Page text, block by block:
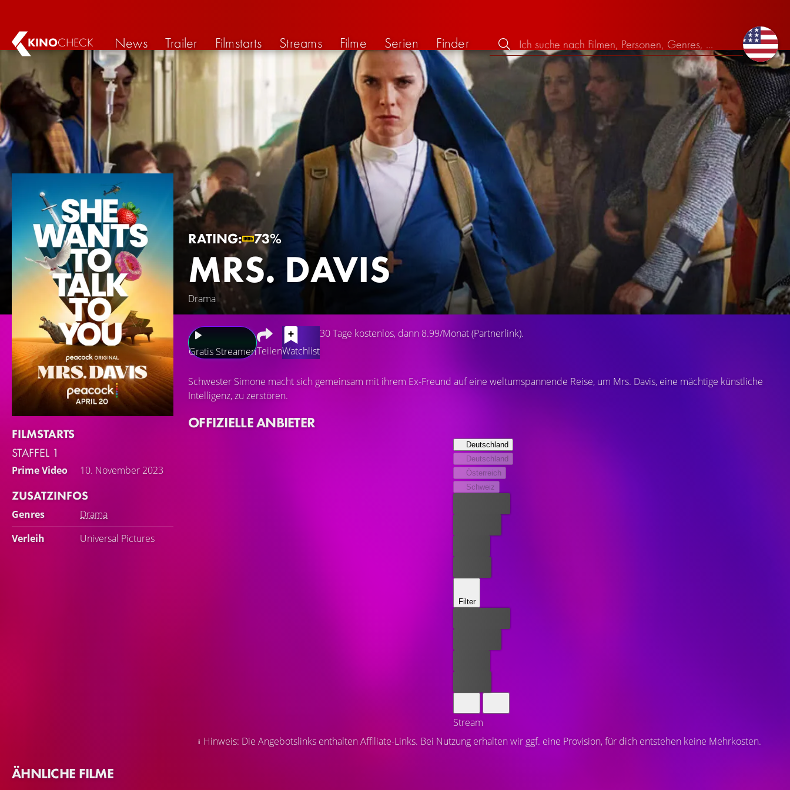
KINOCHECK News Trailer Filmstarts Streams Filme Serien Finder
RATING: 73%
MRS. DAVIS
Drama
FILMSTARTS
STAFFEL 1
Prime Video 10. November 2023
ZUSATZINFOS
Genres
Drama
Verleih
Universal Pictures
Gratis StreamenTeilenWatchlist
30 Tage kostenlos, dann 8.99/Monat (Partnerlink).
Schwester Simone macht sich gemeinsam mit ihrem Ex-Freund auf eine weltumspannende Reise, um Mrs. Davis, eine mächtige künstliche
Intelligenz, zu zerstören.
OFFIZIELLE ANBIETER
Deutschland
Deutschland
Österreich
Schweiz
Filter
Stream
Hinweis: Die Angebotslinks enthalten Affiliate-Links. Bei Nutzung erhalten wir ggf. eine Provision, für dich entstehen keine Mehrkosten.
ÄHNLICHE FILME